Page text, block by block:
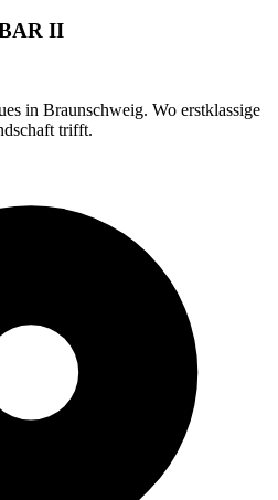
II
in Braunschweig. Wo erstklassige
trifft.